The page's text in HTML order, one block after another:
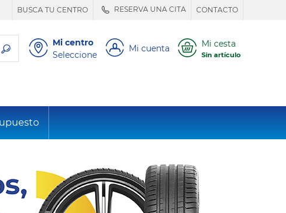
BUSCA TU CENTRO RESERVA UNA CITA CONTACTO
Mi centro
Seleccione
Mi cuenta Mi cesta
Sin artículo